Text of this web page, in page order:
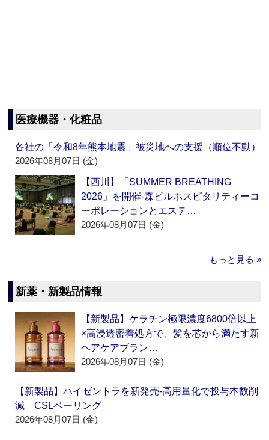
医療機器・化粧品
各社の「令和8年熊本地震」被災地への支援（順位不動）
2026年08月07日 (金)
【西川】「SUMMER BREATHING
2026」を開催‐森ビルホスピタリティーコ
ーポレーションとエステ…
2026年08月07日 (金)
もっと見る »
新薬・新製品情報
【新製品】ケラチン極限濃度6800倍以上
×高浸透密着処方で、髪を芯から満たす新
ヘアケアブラン…
2026年08月07日 (金)
【新製品】ハイゼントラを新発売‐高用量化で投与本数削
減 CSLベーリング
2026年08月07日 (金)